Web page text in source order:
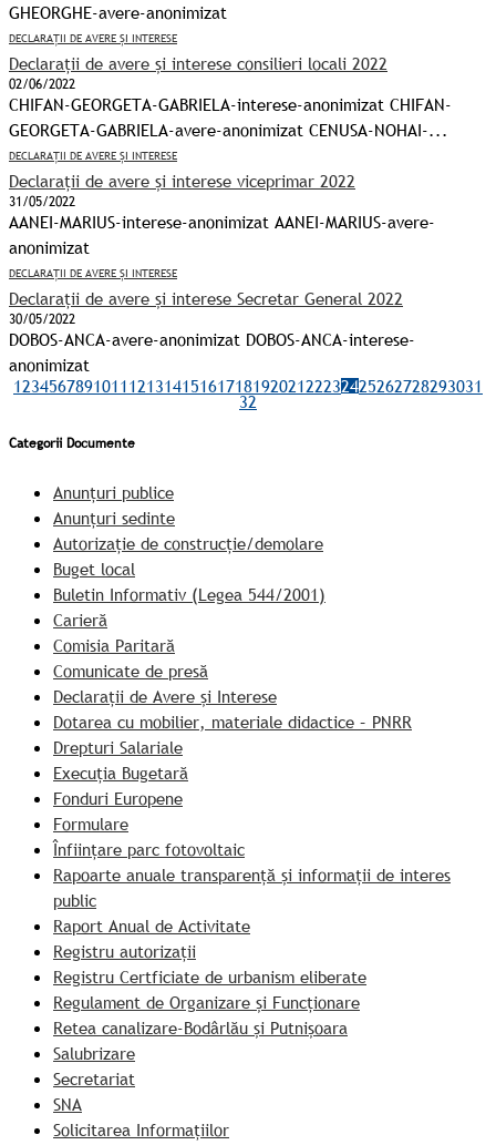
GHEORGHE-avere-anonimizat
DECLARAȚII DE AVERE ȘI INTERESE
Declarații de avere și interese consilieri locali 2022
02/06/2022
CHIFAN-GEORGETA-GABRIELA-interese-anonimizat CHIFAN-
GEORGETA-GABRIELA-avere-anonimizat CENUSA-NOHAI-...
DECLARAȚII DE AVERE ȘI INTERESE
Declarații de avere și interese viceprimar 2022
31/05/2022
AANEI-MARIUS-interese-anonimizat AANEI-MARIUS-avere-
anonimizat
DECLARAȚII DE AVERE ȘI INTERESE
Declarații de avere și interese Secretar General 2022
30/05/2022
DOBOS-ANCA-avere-anonimizat DOBOS-ANCA-interese-
anonimizat
12345678910111213141516171819202122232425262728293031
32
Categorii Documente
Anunțuri publice
Anunțuri sedinte
Autorizație de construcție/demolare
Buget local
Buletin Informativ (Legea 544/2001)
Carieră
Comisia Paritară
Comunicate de presă
Declarații de Avere și Interese
Dotarea cu mobilier, materiale didactice – PNRR
Drepturi Salariale
Execuția Bugetară
Fonduri Europene
Formulare
Înființare parc fotovoltaic
Rapoarte anuale transparență și informații de interes
public
Raport Anual de Activitate
Registru autorizații
Registru Certficiate de urbanism eliberate
Regulament de Organizare și Funcționare
Retea canalizare-Bodârlău și Putnișoara
Salubrizare
Secretariat
SNA
Solicitarea Informațiilor